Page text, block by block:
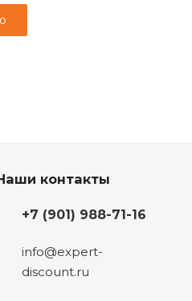
контакты
+7 (901) 988-71-16
info@expert-
discount.ru